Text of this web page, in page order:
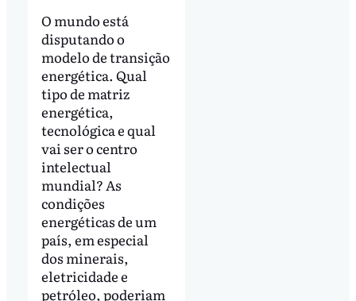
O mundo está
disputando o
modelo de transição
energética. Qual
tipo de matriz
energética,
tecnológica e qual
vai ser o centro
intelectual
mundial? As
condições
energéticas de um
país, em especial
dos minerais,
eletricidade e
petróleo, poderiam